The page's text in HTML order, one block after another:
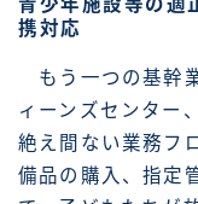
青少年施設等の適
携対応
もう一つの基幹
ィーンズセンター
絶え間ない業務フ
備品の購入、指定